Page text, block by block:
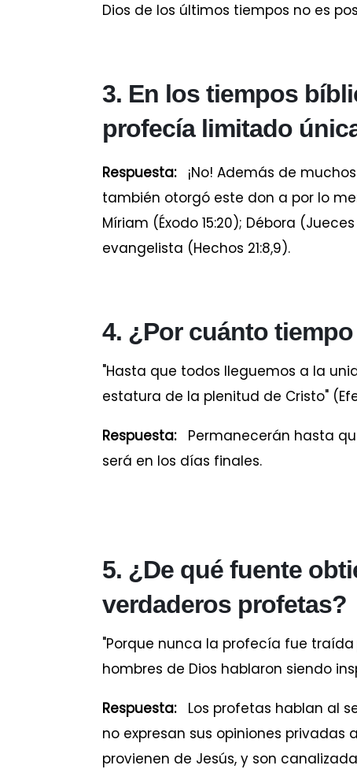
Dios de los últimos tiempos no es
3. En los tiempos
profecía limitado
Respuesta:¡No! Además de
también otorgó este don a por lo
Míriam (Éxodo 15:20); Débora
evangelista (Hechos 21:8,9).
4. ¿Por cuánto
"Hasta que todos lleguemos a la
estatura de la plenitud de Cristo"
Respuesta:Permanecerán hasta
será en los días finales.
5. ¿De qué fuente
verdaderos profetas?
"Porque nunca la profecía fue
hombres de Dios hablaron siendo
Respuesta:Los profetas hablan al
no expresan sus opiniones privadas
provienen de Jesús, y son